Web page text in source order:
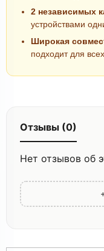
2 независимых
устройствами
Широкая
подходит для
Отзывы (0)
Нет отзывов об